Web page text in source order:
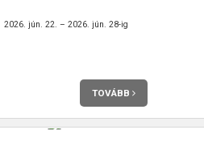
2026. jún. 22. – 2026. jún. 28-ig
TOVÁBB